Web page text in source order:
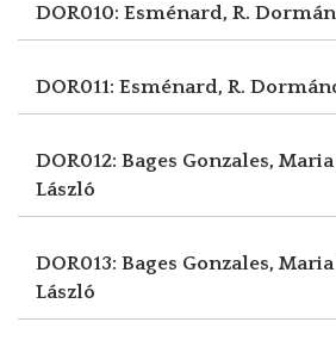
DOR010: Esménard, R.
DOR011: Esménard, R.
DOR012: Bages Gonzales, Maria
László
DOR013: Bages Gonzales, Maria
László